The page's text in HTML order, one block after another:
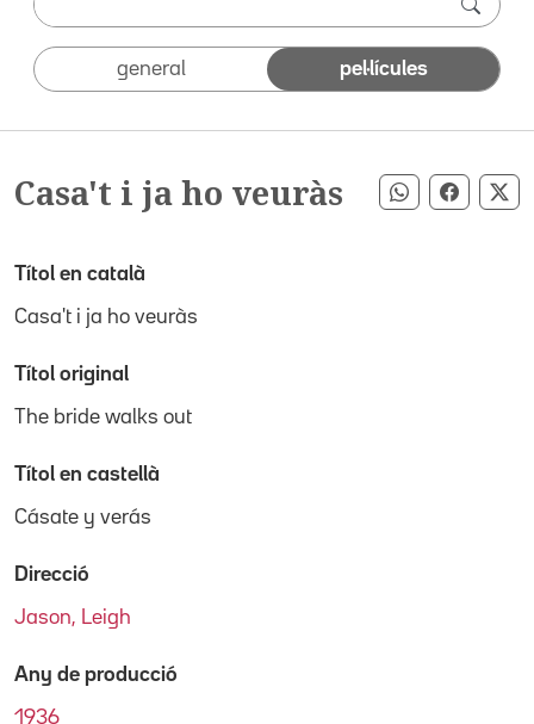
general pel·lícules
Casa't i ja ho veuràs Compartir
Títol en català
Casa't i ja ho veuràs
Títol original
The bride walks out
Títol en castellà
Cásate y verás
Direcció
Jason, Leigh
Any de producció
1936